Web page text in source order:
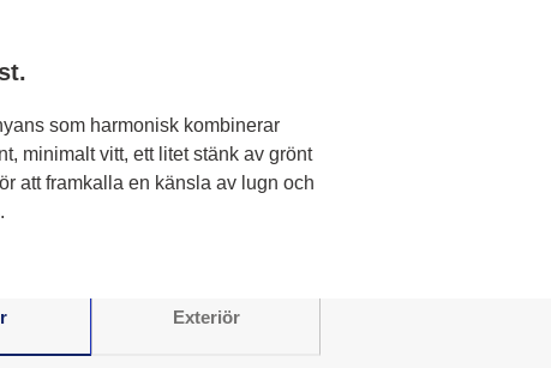
som harmonisk kombinerar
minimalt vitt, ett litet stänk av grönt
att framkalla en känsla av lugn och
Exteriör